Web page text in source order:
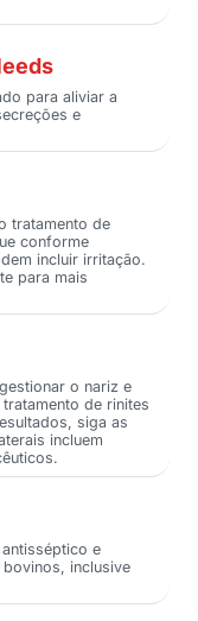
para aliviar a
e
tratamento de
conforme
incluir irritação.
para mais
o nariz e
de rinites
siga as
incluem
e
inclusive